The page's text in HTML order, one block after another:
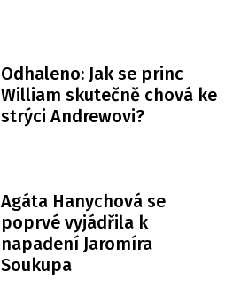
Odhaleno: Jak se princ
William skutečně chová ke
strýci Andrewovi?
Agáta Hanychová se
poprvé vyjádřila k
napadení Jaromíra
Soukupa